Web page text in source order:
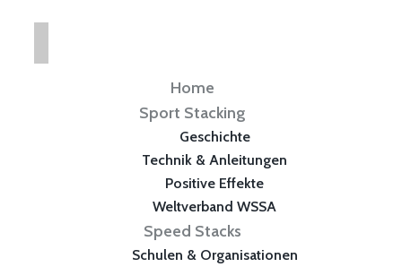
Home
Sport Stacking
Geschichte
Technik & Anleitungen
Positive Effekte
Weltverband WSSA
Speed Stacks
Schulen & Organisationen